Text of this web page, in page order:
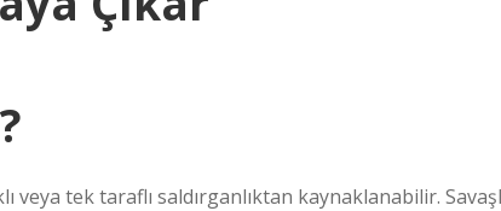
veya tek taraflı saldırganlıktan kaynaklanabilir.